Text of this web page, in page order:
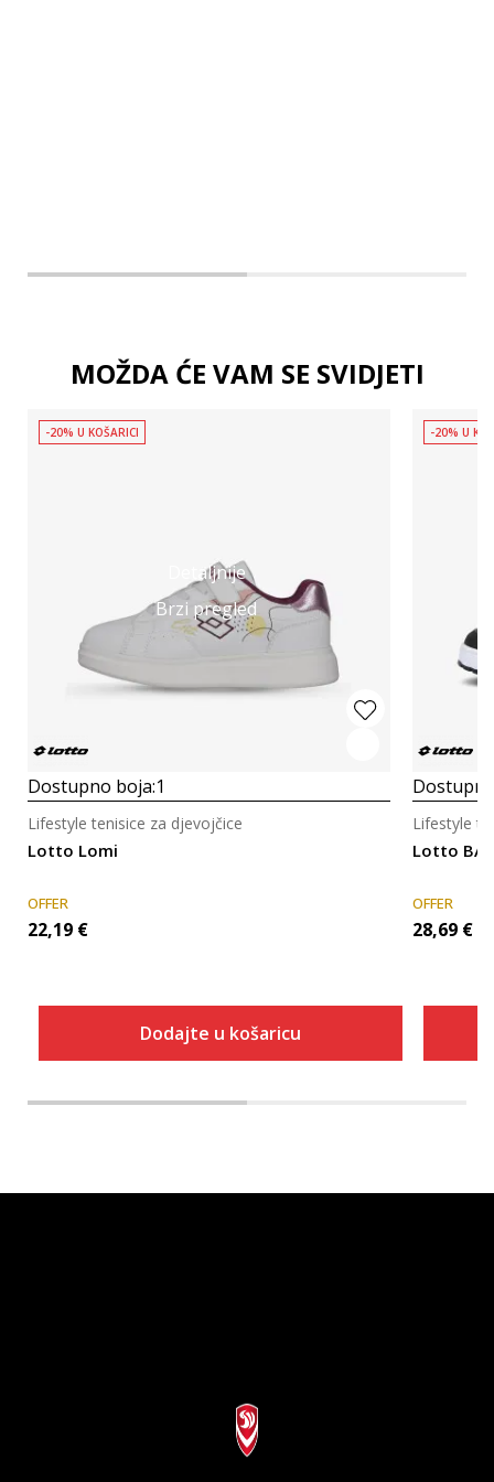
MOŽDA ĆE VAM SE SVIDJETI
Detaljnije
Brzi pregled
-20% U KOŠARICI
Dostupno boja:1
Lotto Lomi
Lifestyle tenisice za djevojčice
OFFER
22,19 €
Dodajte u košaricu
-20% U
Lotto
Lifestyle
OFFER
28,69 €